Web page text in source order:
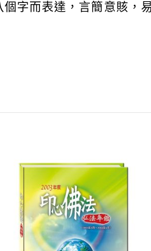
字而表達，言簡意賅，